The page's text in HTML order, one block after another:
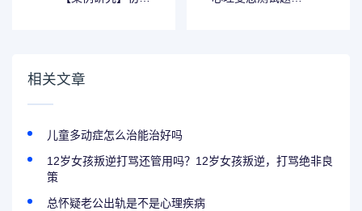
相关文章
儿童多动症怎么治能治好吗
12岁女孩叛逆打骂还管用吗？12岁女孩叛逆，打骂绝非良
策
总怀疑老公出轨是不是心理疾病